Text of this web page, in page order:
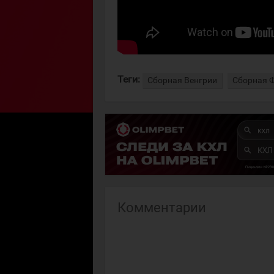
Теги: Сборная Венгрии Сборная
Комментарии